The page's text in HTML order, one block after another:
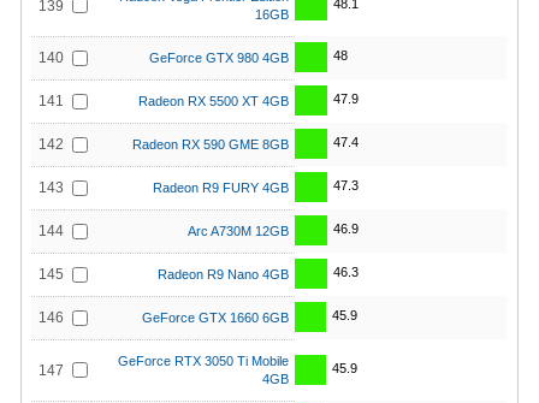
139
16GB
48.1
140 GeForce GTX 980 4GB 48
141 Radeon RX 5500 XT 4GB 47.9
142 Radeon RX 590 GME 8GB 47.4
143 Radeon R9 FURY 4GB 47.3
144 Arc A730M 12GB 46.9
145 Radeon R9 Nano 4GB 46.3
146 GeForce GTX 1660 6GB 45.9
147
GeForce RTX 3050 Ti Mobile
4GB
45.9